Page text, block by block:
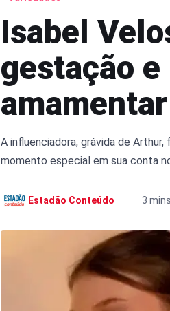
Isabel
gestação
amamentar
A influenciadora, grávida de
momento especial em sua conta
Estadão Conteúdo 3